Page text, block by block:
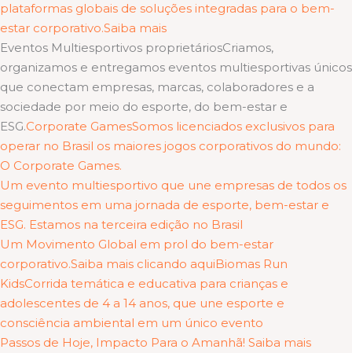
plataformas globais de soluções integradas para o bem-
estar corporativo.Saiba mais
Eventos Multiesportivos proprietáriosCriamos,
organizamos e entregamos eventos multiesportivas únicos
que conectam empresas, marcas, colaboradores e a
sociedade por meio do esporte, do bem-estar e
ESG.Corporate GamesSomos licenciados exclusivos para
operar no Brasil os maiores jogos corporativos do mundo:
O Corporate Games.
Um evento multiesportivo que une empresas de todos os
seguimentos em uma jornada de esporte, bem-estar e
ESG. Estamos na terceira edição no Brasil
Um Movimento Global em prol do bem-estar
corporativo.Saiba mais clicando aquiBiomas Run
KidsCorrida temática e educativa para crianças e
adolescentes de 4 a 14 anos, que une esporte e
consciência ambiental em um único evento
Passos de Hoje, Impacto Para o Amanhã! Saiba mais